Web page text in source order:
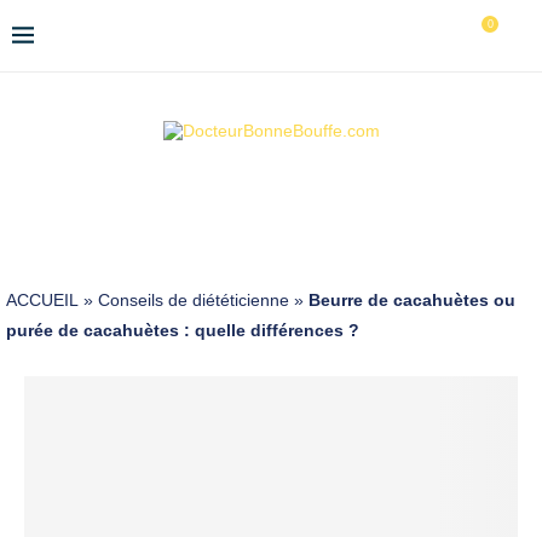
0
ACCUEIL » Conseils de diététicienne » Beurre de cacahuètes ou
purée de cacahuètes : quelle différences ?